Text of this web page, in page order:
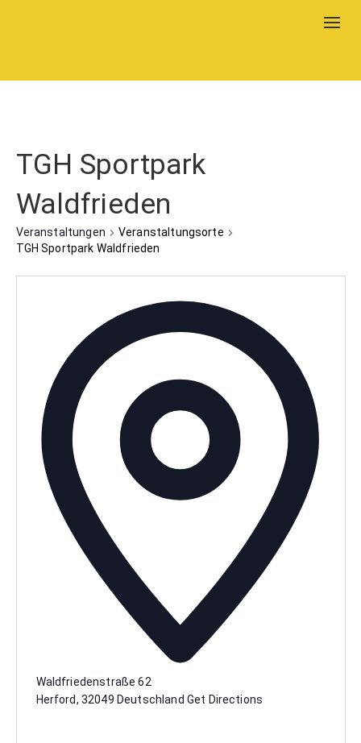
TGH Sportpark
Waldfrieden
Veranstaltungen
Veranstaltungsorte
TGH Sportpark Waldfrieden
Waldfriedenstraße 62
Herford, 32049 Deutschland Get Directions